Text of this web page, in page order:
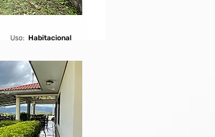
Habitacional
Uso: